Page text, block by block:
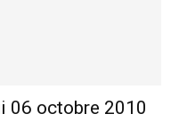
06 octobre 2010